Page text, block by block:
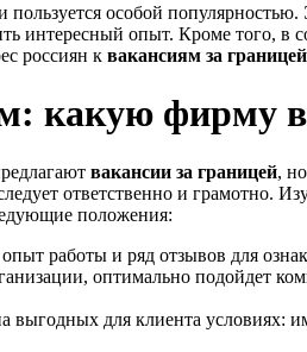
особой
интересный опыт. Кроме того,
россиян к вакансиям за границей
какую фирму
вакансии за границей,
ответственно и грамотно.
положения:
работы и ряд отзывов для
оптимально подойдет
выгодных для клиента